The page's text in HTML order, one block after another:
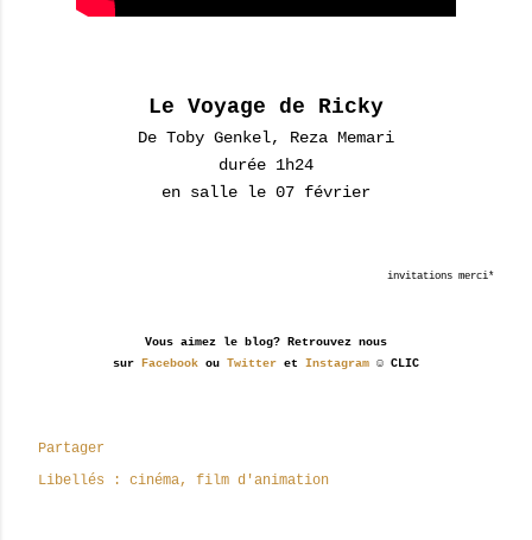
Le Voyage de Ricky
De Toby Genkel, Reza Memari
durée 1h24
en salle le 07 février
invitations merci*
Vous aimez le blog? Retrouvez nous
sur
Facebook ou Twitter et Instagram ☺ CLIC
Partager
Libellés :
cinéma film d'animation